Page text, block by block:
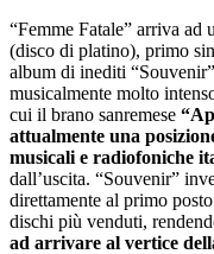
“Femme Fatale” arriva ad
(disco di platino), primo
album di inediti
musicalmente molto
cui il brano sanremese
attualmente una
musicali e radiofoniche
dall’uscita. “Souvenir”
direttamente al primo
dischi più venduti,
ad arrivare al vertice